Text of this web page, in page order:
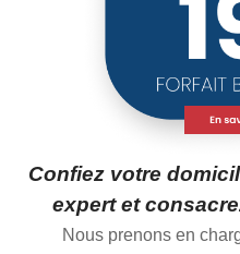
Confiez votre
expert et
Nous prenons en